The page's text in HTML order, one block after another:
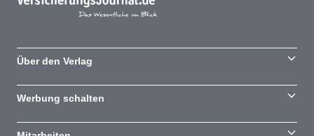
Über den Verlag
Werbung schalten